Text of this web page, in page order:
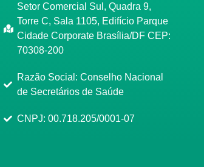
Setor Comercial Sul, Quadra 9,
Torre C, Sala 1105, Edifício Parque
Cidade Corporate Brasília/DF CEP:
70308-200
Razão Social: Conselho Nacional
de Secretários de Saúde
CNPJ: 00.718.205/0001-07